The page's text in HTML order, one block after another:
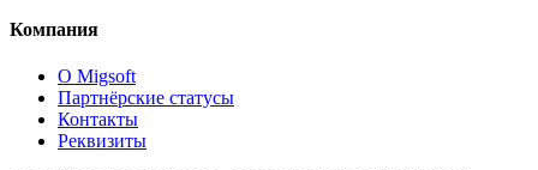
Компания
О Migsoft
Партнёрские статусы
Контакты
Реквизиты